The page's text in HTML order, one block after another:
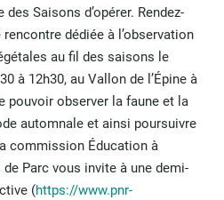
Saisons d’opérer. Rendez-
dédiée à l’observation
au fil des saisons le
à 12h30, au Vallon de l’Épine à
pouvoir observer la faune et la
automnale et ainsi poursuivre
commission Éducation à
de Parc vous invite à une demi-
(https://www.pnr-